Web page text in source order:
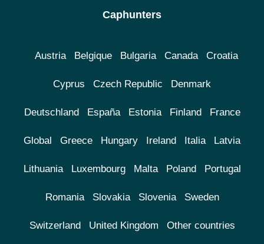
Caphunters
Austria Belgique Bulgaria Canada Croatia
Cyprus Czech Republic Denmark
Deutschland España Estonia Finland France
Global Greece Hungary Ireland Italia Latvia
Lithuania Luxembourg Malta Poland Portugal
Romania Slovakia Slovenia Sweden
Switzerland United Kingdom Other countries